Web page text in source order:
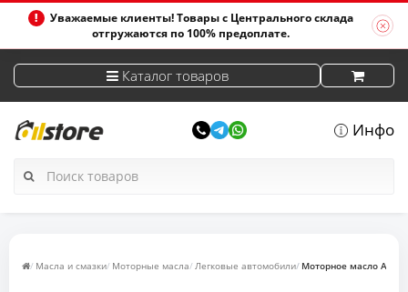
Уважаемые клиенты! Товары с Центрального склада
отгружаются по 100% предоплате.
Каталог товаров
Инфо
Масла и смазки Моторные масла Легковые автомобили Моторное масло